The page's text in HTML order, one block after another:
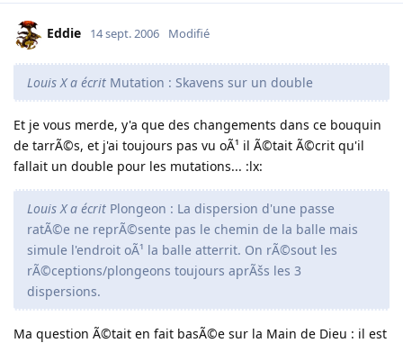
Eddie 14 sept. 2006 Modifié
Louis X a écrit Mutation : Skavens sur un double
Et je vous merde, y'a que des changements dans ce bouquin
de tarrÃ©s, et j'ai toujours pas vu oÃ¹ il Ã©tait Ã©crit qu'il
fallait un double pour les mutations... :lx:
Louis X a écrit Plongeon : La dispersion d'une passe
ratÃ©e ne reprÃ©sente pas le chemin de la balle mais
simule l'endroit oÃ¹ la balle atterrit. On rÃ©sout les
rÃ©ceptions/plongeons toujours aprÃšs les 3
dispersions.
Ma question Ã©tait en fait basÃ©e sur la Main de Dieu : il est